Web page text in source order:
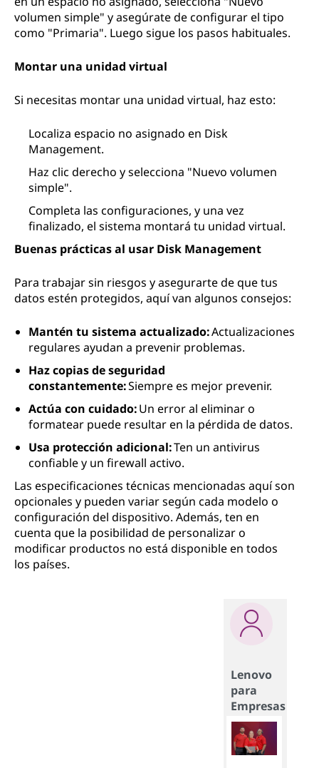
volumen simple" y asegúrate de configurar el tipo
como "Primaria". Luego sigue los pasos habituales.
Montar una unidad virtual
Si necesitas montar una unidad virtual, haz esto:
Localiza espacio no asignado en Disk
Management.
Haz clic derecho y selecciona "Nuevo volumen
simple".
Completa las configuraciones, y una vez
finalizado, el sistema montará tu unidad virtual.
Buenas prácticas al usar Disk Management
Para trabajar sin riesgos y asegurarte de que tus
datos estén protegidos, aquí van algunos consejos:
Mantén tu sistema actualizado:Actualizaciones
regulares ayudan a prevenir problemas.
Haz copias de seguridad
constantemente:Siempre es mejor prevenir.
Actúa con cuidado:Un error al eliminar o
formatear puede resultar en la pérdida de datos.
Usa protección adicional:Ten un antivirus
confiable y un firewall activo.
Las especificaciones técnicas mencionadas aquí son
opcionales y pueden variar según cada modelo o
configuración del dispositivo. Además, ten en
cuenta que la posibilidad de personalizar o
modificar productos no está disponible en todos
los países.
Lenovo
para
Empresas